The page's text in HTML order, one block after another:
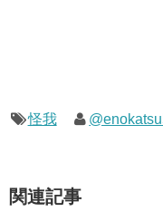
怪我
関連記事